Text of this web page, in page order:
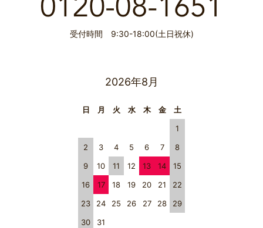
受付時間 9:30-18:00(土日祝休)
2026年8月
日 月 火 水 木 金
土
1
2
3 4 5 6 7
8
9
10 11 12 13 14
15
16
17 18 19 20 21
22
23
24 25 26 27 28
29
30
31